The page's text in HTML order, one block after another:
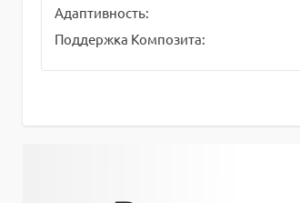
Адаптивность:
Поддержка Композита: